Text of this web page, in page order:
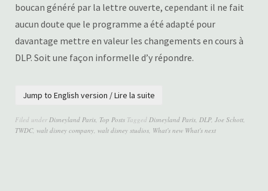
boucan généré par la lettre ouverte, cependant il ne fait
aucun doute que le programme a été adapté pour
davantage mettre en valeur les changements en cours à
DLP. Soit une façon informelle d’y répondre.
Jump to English version / Lire la suite
Filed under Disneyland Paris Top Posts Tagged Disneyland Paris DLP, Joe Schott
TWDC, walt disney company walt disney studios What's new What's next